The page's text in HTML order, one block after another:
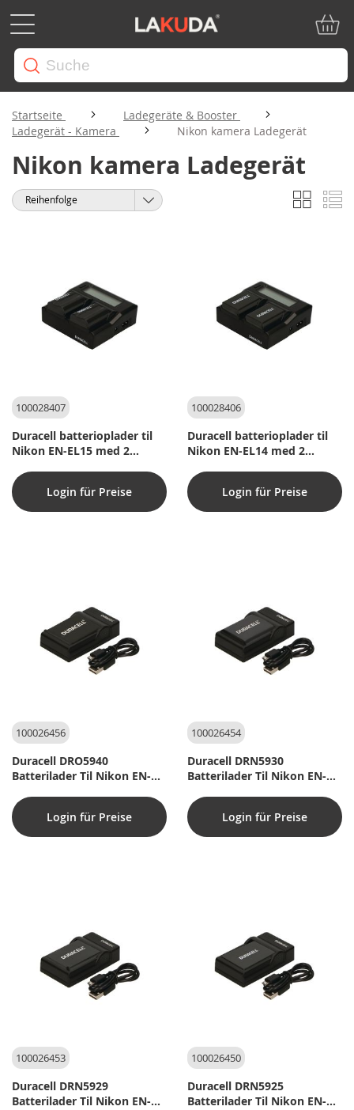
Startseite
Ladegeräte & Booster
Ladegerät - Kamera
Nikon kamera Ladegerät
Nikon kamera Ladegerät
Anzeigen
als
Liste
Sortieren
100028407
Duracell batterioplader til
Nikon EN-EL15 med 2
Login für Preise
100028406
Duracell batterioplader til
Nikon EN-EL14 med 2
Login für Preise
100026456
Duracell DRO5940
Batterilader Til Nikon EN-
Olympus LI-40B, LI-42B
Login für Preise
100026454
Duracell DRN5930
Batterilader Til Nikon EN-
Login für Preise
100026453
Duracell DRN5929
Batterilader Til Nikon EN-
100026450
Duracell DRN5925
Batterilader Til Nikon EN-